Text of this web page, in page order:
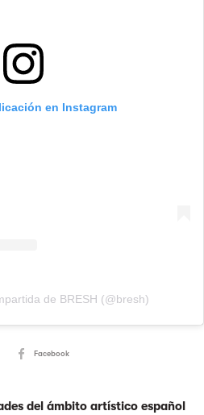
en Instagram
de BRESH (@bresh)
Facebook
del ámbito artístico español